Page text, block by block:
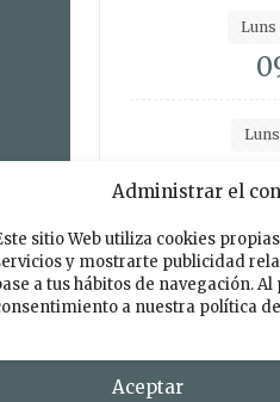
Administrar el
sitio Web utiliza cookies
y mostrarte publicidad
a tus hábitos de navegación.
a nuestra política
Aceptar
Luns
Facebook
Deseño e